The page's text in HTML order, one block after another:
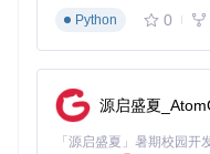
放，派对场景下加速提升
尝试一下：选择一首抒
设，对比不同音效带来的
重点提炼
不同场景下呈现最佳听
Python
0
源启盛夏